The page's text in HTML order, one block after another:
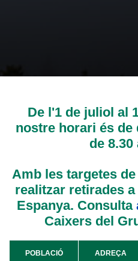
De l'1 de juliol al
nostre horari és
de 8.30
Amb les targetes
realitzar retirades
Espanya. Consulta
Caixers del
POBLACIÓ ADREÇA